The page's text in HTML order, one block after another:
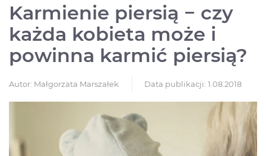
Karmienie piersią − czy
każda kobieta może i
powinna karmić piersią?
Autor: Małgorzata Marszałek Data publikacji: 1.08.2018